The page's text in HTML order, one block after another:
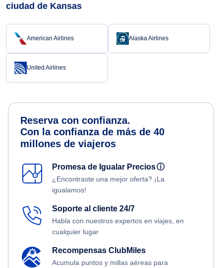
ciudad de Kansas
American Airlines Alaska Airlines
United Airlines
Reserva con confianza.
Con la confianza de más de 40
millones de viajeros
Promesa de Igualar Preciosⓘ
¿Encontraste una mejor oferta? ¡La
igualamos!
Soporte al cliente 24/7
Habla con nuestros expertos en viajes, en
cualquier lugar
Recompensas ClubMiles
Acumula puntos y millas aéreas para